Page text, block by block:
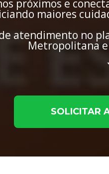
próximos e
maiores
atendimento no
Metropolitana
SOLICITAR